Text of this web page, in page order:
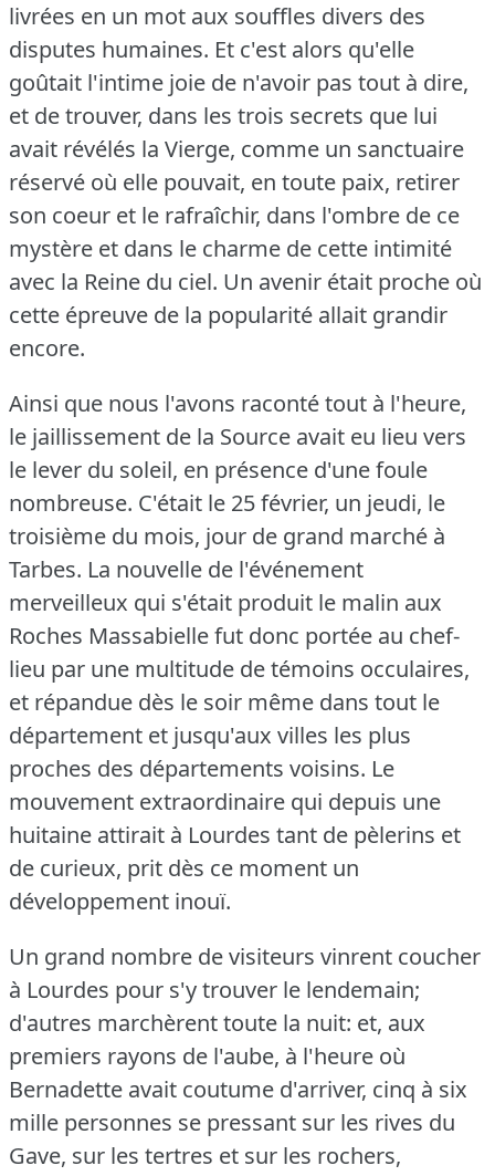
livrées en un mot aux souffles divers des
disputes humaines. Et c'est alors qu'elle
goûtait l'intime joie de n'avoir pas tout à dire,
et de trouver, dans les trois secrets que lui
avait révélés la Vierge, comme un sanctuaire
réservé où elle pouvait, en toute paix, retirer
son coeur et le rafraîchir, dans l'ombre de ce
mystère et dans le charme de cette intimité
avec la Reine du ciel. Un avenir était proche où
cette épreuve de la popularité allait grandir
encore.
Ainsi que nous l'avons raconté tout à l'heure,
le jaillissement de la Source avait eu lieu vers
le lever du soleil, en présence d'une foule
nombreuse. C'était le 25 février, un jeudi, le
troisième du mois, jour de grand marché à
Tarbes. La nouvelle de l'événement
merveilleux qui s'était produit le malin aux
Roches Massabielle fut donc portée au chef-
lieu par une multitude de témoins occulaires,
et répandue dès le soir même dans tout le
département et jusqu'aux villes les plus
proches des départements voisins. Le
mouvement extraordinaire qui depuis une
huitaine attirait à Lourdes tant de pèlerins et
de curieux, prit dès ce moment un
développement inouï.
Un grand nombre de visiteurs vinrent coucher
à Lourdes pour s'y trouver le lendemain;
d'autres marchèrent toute la nuit: et, aux
premiers rayons de l'aube, à l'heure où
Bernadette avait coutume d'arriver, cinq à six
mille personnes se pressant sur les rives du
Gave, sur les tertres et sur les rochers,